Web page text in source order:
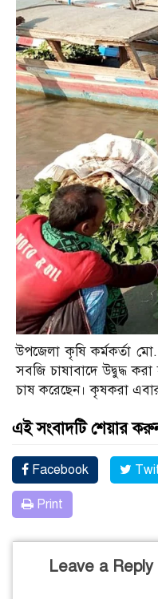
উপজেলা কৃষি কর্মকর্তা
সবজি চাষাবাদে উদ্বুদ্ধ
চাষ করেছেন। কৃষকরা
এই সংবাদটি শেয়ার
Facebook
Print
Leave a Reply